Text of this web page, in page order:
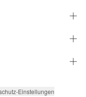
Einstellungen